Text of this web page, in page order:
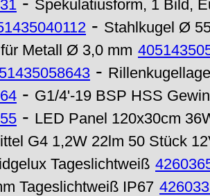
Spekulatiusform, 1 Bild,
- Stahlkugel Ø
Metall Ø 3,0 mm
-
- G1/4'-19 BSP HSS
- LED Panel 120x30cm
G4 1,2W 22lm 50 Stück
Tageslichtweiß
Tageslichtweiß IP67